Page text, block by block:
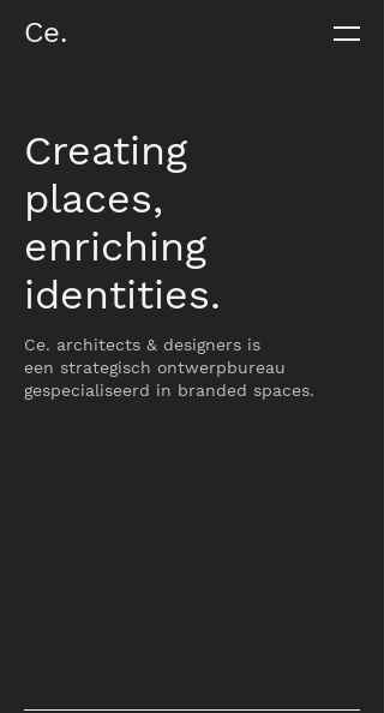
Ce.
Creating
places,
enriching
identities.
Ce. architects & designers is
een strategisch ontwerpbureau
gespecialiseerd in branded spaces.